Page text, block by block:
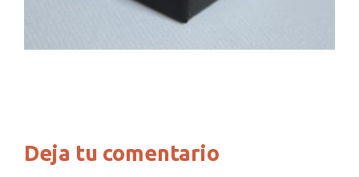
Deja tu comentario